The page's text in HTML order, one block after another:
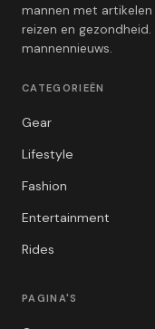
mannen met
reizen en
mannennieuws.
CATEGORIEËN
Gear
Lifestyle
Fashion
Entertainment
Rides
PAGINA'S